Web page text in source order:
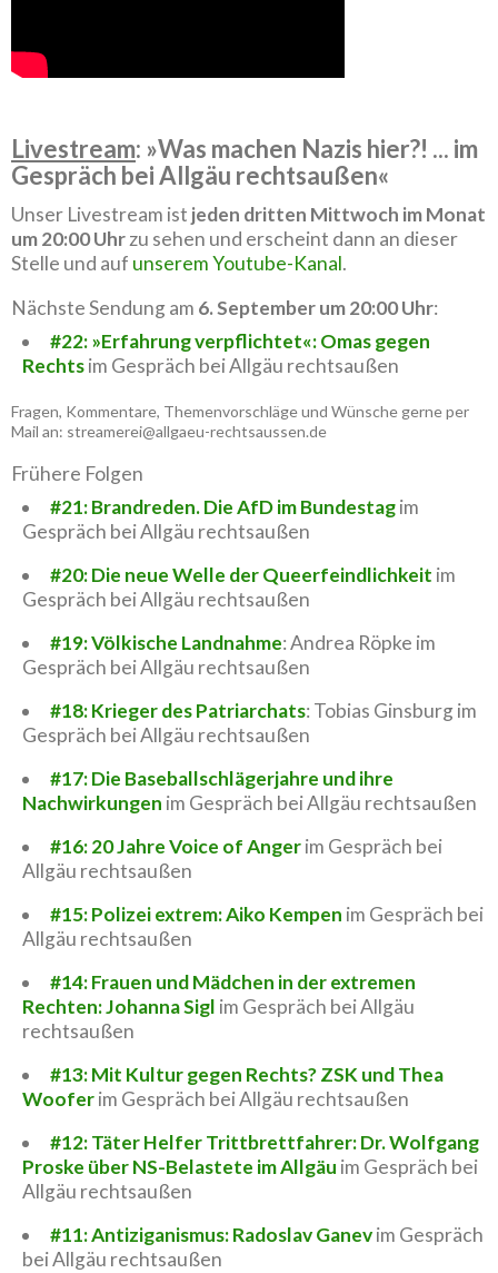
Livestream: »Was machen Nazis hier?! ... im
Gespräch bei Allgäu rechtsaußen«
Unser Livestream ist jeden dritten Mittwoch im Monat
um 20:00 Uhrzu sehen und erscheint dann an dieser
Stelle und auf unserem Youtube-Kanal.
Nächste Sendung am 6. September um 20:00 Uhr:
#22: »Erfahrung verpflichtet«: Omas gegen
Rechtsim Gespräch bei Allgäu rechtsaußen
Fragen, Kommentare, Themenvorschläge und Wünsche gerne per
Mail an: streamerei@allgaeu-rechtsaussen.de
Frühere Folgen
#21: Brandreden. Die AfD im Bundestagim
Gespräch bei Allgäu rechtsaußen
#20: Die neue Welle der Queerfeindlichkeit im
Gespräch bei Allgäu rechtsaußen
#19: Völkische Landnahme: Andrea Röpke im
Gespräch bei Allgäu rechtsaußen
#18: Krieger des Patriarchats: Tobias Ginsburg im
Gespräch bei Allgäu rechtsaußen
#17: Die Baseballschlägerjahre und ihre
Nachwirkungen im Gespräch bei Allgäu rechtsaußen
#16: 20 Jahre Voice of Angerim Gespräch bei
Allgäu rechtsaußen
#15: Polizei extrem: Aiko Kempen im Gespräch bei
Allgäu rechtsaußen
#14: Frauen und Mädchen in der extremen
Rechten: Johanna Sigl im Gespräch bei Allgäu
rechtsaußen
#13: Mit Kultur gegen Rechts? ZSK und Thea
Wooferim Gespräch bei Allgäu rechtsaußen
#12: Täter Helfer Trittbrettfahrer: Dr. Wolfgang
Proske über NS-Belastete im Allgäu im Gespräch bei
Allgäu rechtsaußen
#11: Antiziganismus: Radoslav Ganevim Gespräch
bei Allgäu rechtsaußen